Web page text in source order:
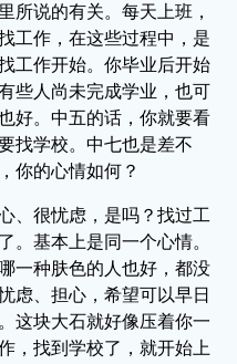
所说的有关。每天上班，
工作，在这些过程中，是
工作开始。你毕业后开始
些人尚未完成学业，也可
好。中五的话，你就要看
找学校。中七也是差不
你的心情如何？
、很忧虑，是吗？找过工
。基本上是同一个心情。
一种肤色的人也好，都没
虑、担心，希望可以早日
这块大石就好像压着你一
，找到学校了，就开始上